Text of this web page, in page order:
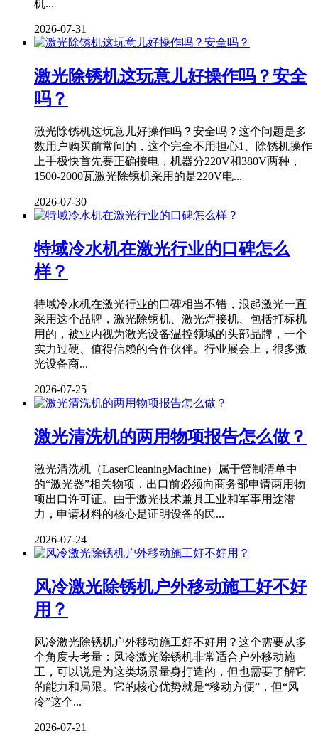
机...
2026-07-31
激光除锈机这玩意儿好操作吗？安全
吗？
激光除锈机这玩意儿好操作吗？安全吗？这个问题是多
数用户购买前常问的，这个完全不用担心1、除锈机操作
上手极快首先要正确接电，机器分220V和380V两种，
1500-2000瓦激光除锈机采用的是220V电...
2026-07-30
特域冷水机在激光行业的口碑怎么
样？
特域冷水机在激光行业的口碑相当不错，浪起激光一直
采用这个品牌，激光除锈机、激光焊接机、包括打标机
用的，被业内视为激光设备温控领域的头部品牌，一个
实力过硬、值得信赖的合作伙伴。行业展会上，很多激
光设备商...
2026-07-25
激光清洗机的两用物项报告怎么做？
激光清洗机（LaserCleaningMachine）属于管制清单中
的“激光器”相关物项，出口前必须向商务部申请两用物
项出口许可证。由于激光技术兼具工业和军事用途潜
力，申请材料的核心是证明设备的民...
2026-07-24
风冷激光除锈机户外移动施工好不好
用？
风冷激光除锈机户外移动施工好不好用？这个需要从多
个角度去考量：风冷激光除锈机非常适合户外移动施
工，可以说是为这类场景量身打造的，但也需要了解它
的能力和局限。它的核心优势就是“移动方便”，但“风
冷”这个...
2026-07-21